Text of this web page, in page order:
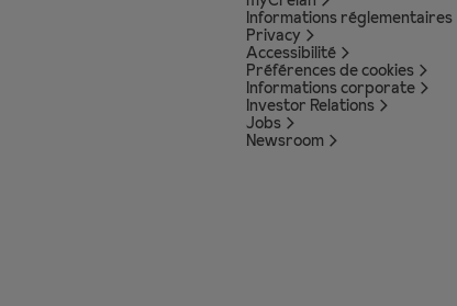
Informations réglementaires
Privacy
Accessibilité
Préférences de cookies
Informations corporate
Investor Relations
Jobs
Newsroom